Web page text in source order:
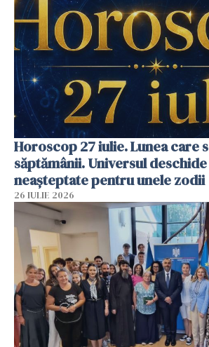
Horoscop 27 iulie. Lunea care
săptămânii. Universul
neașteptate pentru unele zodii
26 IULIE 2026